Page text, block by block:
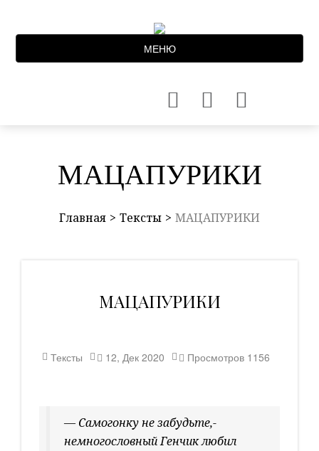
МЕНЮ
МАЦАПУРИКИ
Главная Тексты МАЦАПУРИКИ
МАЦАПУРИКИ
Тексты 12, Дек 2020 Просмотров 1156
— Самогонку не забудьте,-
немногословный Генчик любил